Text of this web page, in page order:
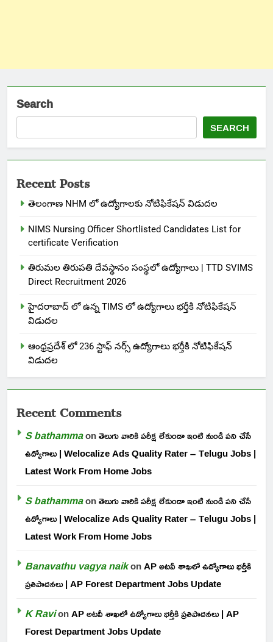
Search
SEARCH
Recent Posts
తెలంగాణ NHM లో ఉద్యోగాలకు నోటిఫికేషన్ విడుదల
NIMS Nursing Officer Shortlisted Candidates List for
certificate Verification
తిరుమల తిరుపతి దేవస్థానం సంస్థలో ఉద్యోగాలు | TTD SVIMS
Direct Recruitment 2026
హైదరాబాద్ లో ఉన్న TIMS లో ఉద్యోగాలు భర్తీకి నోటిఫికేషన్
విడుదల
ఆంధ్రప్రదేశ్ లో 236 స్టాఫ్ నర్స్ ఉద్యోగాలు భర్తీకి నోటిఫికేషన్
విడుదల
Recent Comments
S bathammaonతెలుగు వారికి పరీక్ష లేకుండా ఇంటి నుండి పని చేసే
ఉద్యోగాలు | Welocalize Ads Quality Rater – Telugu Jobs |
Latest Work From Home Jobs
S bathammaonతెలుగు వారికి పరీక్ష లేకుండా ఇంటి నుండి పని చేసే
ఉద్యోగాలు | Welocalize Ads Quality Rater – Telugu Jobs |
Latest Work From Home Jobs
Banavathu vagya naikonAP అటవీ శాఖలో ఉద్యోగాలు భర్తీకి
ప్రతిపాదనలు | AP Forest Department Jobs Update
K RavionAP అటవీ శాఖలో ఉద్యోగాలు భర్తీకి ప్రతిపాదనలు | AP
Forest Department Jobs Update